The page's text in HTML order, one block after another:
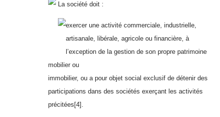
La société doit :
exercer une activité commerciale, industrielle,
artisanale, libérale, agricole ou financière, à
l’exception de la gestion de son propre patrimoine
mobilier ou
immobilier, ou a pour objet social exclusif de détenir des
participations dans des sociétés exerçant les activités
précitées[4].